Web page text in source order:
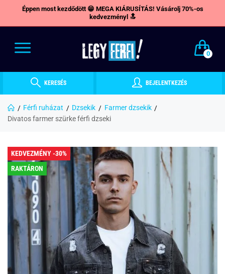
Éppen most kezdődött 😁 MEGA KIÁRUSÍTÁS! Vásárolj 70%-os
kedvezményl 🔝
0
KERESÉS BEJELENTKEZÉS
Férfi ruházat Dzsekik
Farmer dzsekik
Divatos farmer szürke férfi dzseki
KEDVEZMÉNY -30%
RAKTÁRON